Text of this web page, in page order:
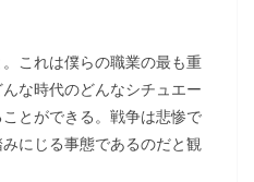
これは僕らの職業の最も重
な時代のどんなシチュエー
とができる。戦争は悲惨で
にじる事態であるのだと観